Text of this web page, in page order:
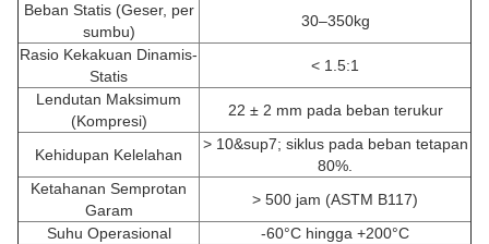
Beban Statis (Geser, per
sumbu)
30–350kg
Rasio Kekakuan Dinamis-
Statis
< 1.5:1
Lendutan Maksimum
(Kompresi)
22 ± 2 mm pada beban terukur
Kehidupan Kelelahan
> 10&sup7; siklus pada beban tetapan
80%.
Ketahanan Semprotan
Garam
> 500 jam (ASTM B117)
Suhu Operasional
-60°C hingga +200°C